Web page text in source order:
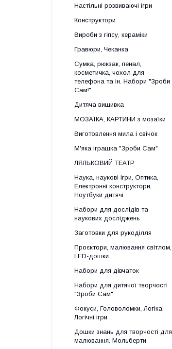
Настільні розвиваючі ігри
Конструктори
Вироби з гіпсу, кераміки
Гравюри, Чеканка
Сумка, рюкзак, пенал,
косметичка, чохол для
телефона та ін. Набори "Зроби
Сам!"
Дитяча вишивка
МОЗАЇКА, КАРТИНИ з мозаїки
Виготовлення мила і свічок
М'яка іграшка "Зроби Сам"
ЛЯЛЬКОВИЙ ТЕАТР
Наука, наукові ігри, Оптика,
Електронні конструктори,
Ноутбуки дитячі
Набори для дослідів та
наукових досліджень
Заготовки для рукоділля
Проєктори, малювання світлом,
LED-дошки
Набори для дівчаток
Набори для дитячої творчості
"Зроби Сам"
Фокуси, Головоломки, Логіка,
Логічні ігри
Дошки знань для творчості для
малювання. Мольберти